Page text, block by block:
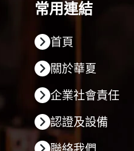
常用連結
首頁
關於華夏
企業社會責任
認證及設備